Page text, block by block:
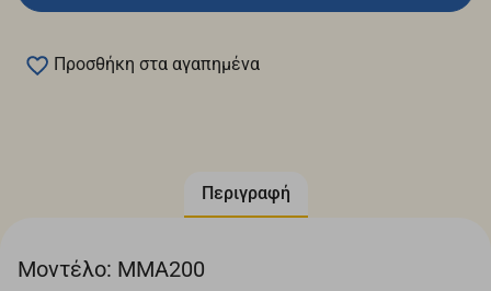
Προσθήκη στα αγαπημένα
Περιγραφή
Μοντέλο: MMA200